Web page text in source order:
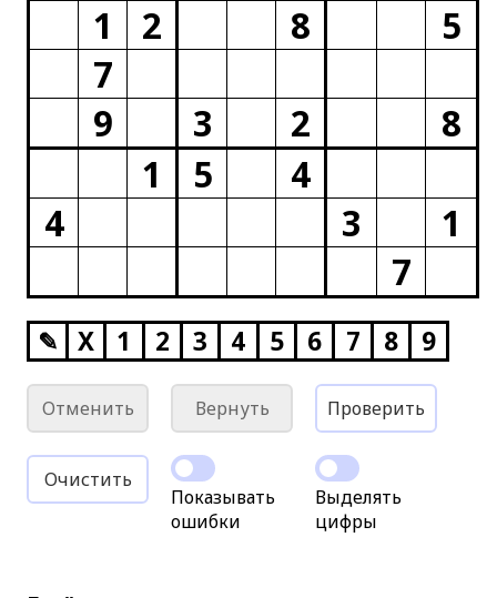
1
2 8
5
7
9
3 2
8
1
5
4
4
3
1
7
✎ X 1 2 3 4 5 6 7 8 9
Отменить Вернуть Проверить
Очистить
Показывать
ошибки
Выделять
цифры